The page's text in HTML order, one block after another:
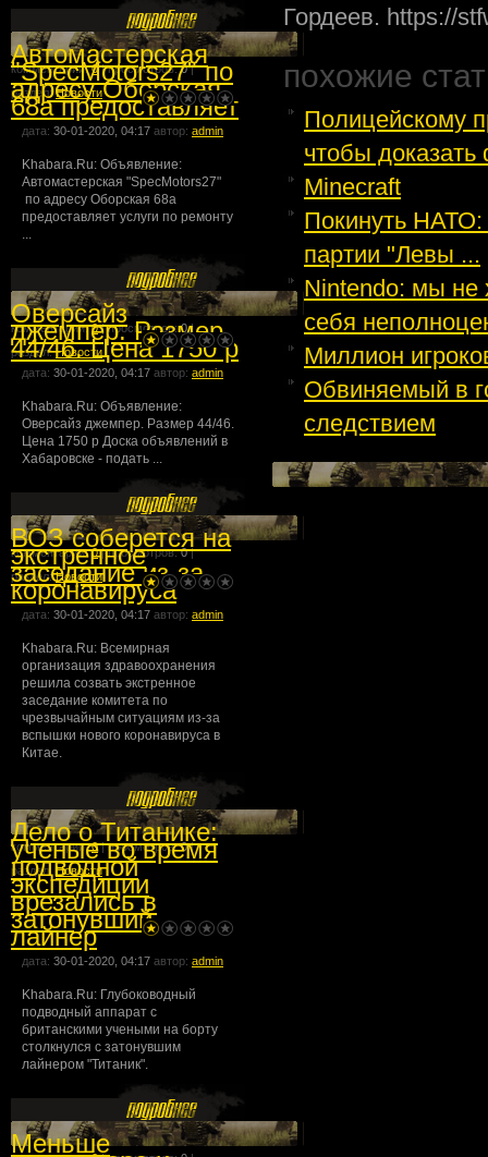
комментарии:0| просмотров:0|
раздел:Новости
Автомастерская
"SpecMotors27" по
адресу Оборская
68а предоставляет
дата: 30-01-2020, 04:17 автор: admin
Khabara.Ru: Объявление:
Автомастерская "SpecMotors27"
по адресу Оборская 68а
предоставляет услуги по ремонту
...
комментарии:0| просмотров:0|
раздел:Новости
Оверсайз
джемпер. Размер
44/46. Цена 1750 р
дата: 30-01-2020, 04:17 автор: admin
Khabara.Ru: Объявление:
Оверсайз джемпер. Размер 44/46.
Цена 1750 р Доска объявлений в
Хабаровске - подать ...
комментарии:0| просмотров:0|
раздел:Новости
ВОЗ соберется на
экстренное
заседание из-за
коронавируса
дата: 30-01-2020, 04:17 автор: admin
Khabara.Ru: Всемирная
организация здравоохранения
решила созвать экстренное
заседание комитета по
чрезвычайным ситуациям из-за
вспышки нового коронавируса в
Китае.
комментарии:0| просмотров:0|
раздел: Новости
Дело о Титанике:
ученые во время
подводной
экспедиции
врезались в
затонувший
лайнер
дата: 30-01-2020, 04:17 автор: admin
Khabara.Ru: Глубоководный
подводный аппарат с
британскими учеными на борту
столкнулся с затонувшим
лайнером "Титаник".
Меньше
Гордеев. https://
похожие
Полицейскому
чтобы доказать
Minecraft
Покинуть НАТО:
партии "Левы ...
Nintendo: мы не
себя
Миллион
Обвиняемый в
следствием